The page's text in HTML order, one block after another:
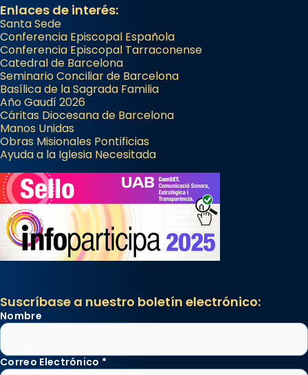
Enlaces de interés:
Santa Sede
Conferencia Episcopal Española
Conferencia Episcopal Tarraconense
Catedral de Barcelona
Seminario Conciliar de Barcelona
Basílica de la Sagrada Familia
Año Gaudí 2026
Cáritas Diocesana de Barcelona
Manos Unidas
Obras Misionales Pontificias
Ayuda a la Iglesia Necesitada
Suscríbase a nuestro boletín electrónico:
Nombre
Correo Electrónico *